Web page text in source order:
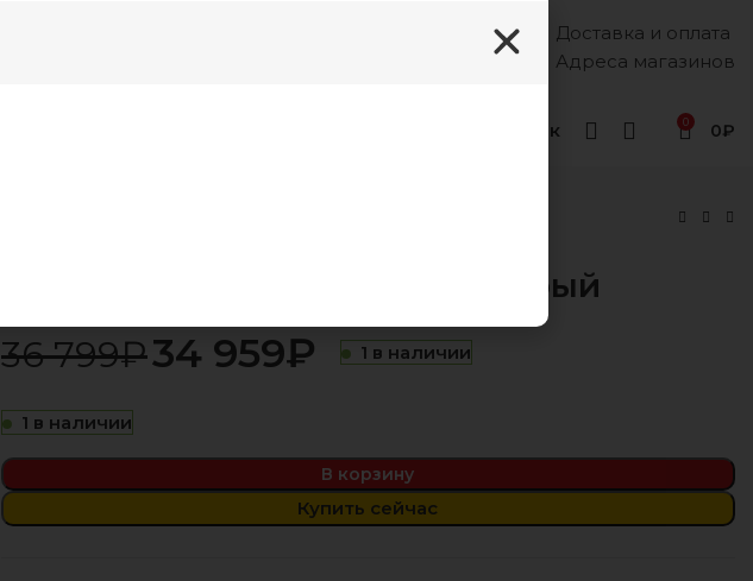
Доставка и оплата
Адреса магазинов
Геленджик 0 0₽
Диван Ривьера Грета грей серый
36 799₽34 959₽ 1 в наличии
1 в наличии
В корзину
Купить сейчас